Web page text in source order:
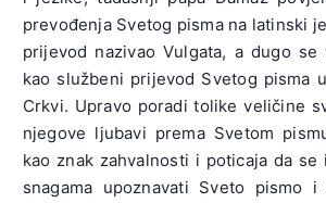
prevođenja Svetog pisma na latinski
prijevod nazivao Vulgata, a dugo se
kao službeni prijevod Svetog pisma
Crkvi. Upravo poradi tolike veličine
njegove ljubavi prema Svetom
kao znak zahvalnosti i poticaja da
snagama upoznavati Sveto pismo